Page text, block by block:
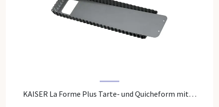
KAISER La Forme Plus Tarte- und Quicheform mit…